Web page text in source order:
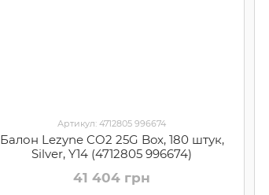
Артикул: 4712805 996674
Балон Lezyne CO2 25G Box, 180 штук,
Silver, Y14 (4712805 996674)
41 404 грн